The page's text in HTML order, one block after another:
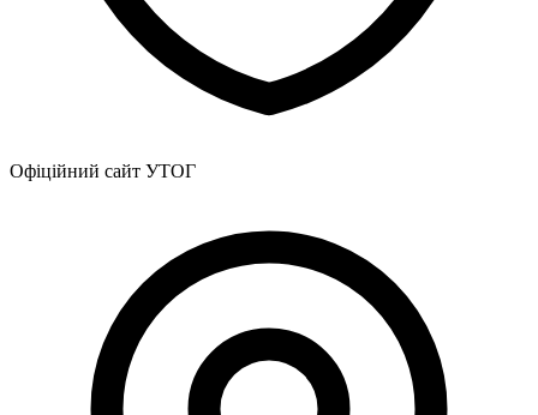
Офіційний сайт УТОГ